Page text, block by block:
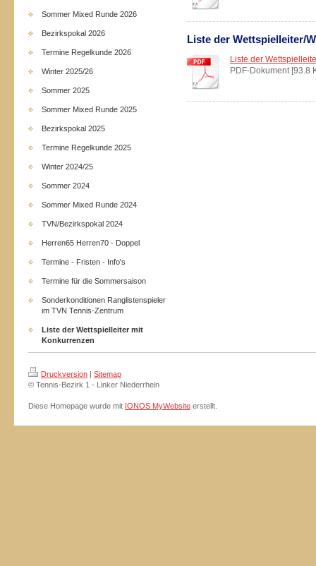
Sommer Mixed Runde 2026
Bezirkspokal 2026
Termine Regelkunde 2026
Winter 2025/26
Sommer 2025
Sommer Mixed Runde 2025
Bezirkspokal 2025
Termine Regelkunde 2025
Winter 2024/25
Sommer 2024
Sommer Mixed Runde 2024
TVN/Bezirkspokal 2024
Herren65 Herren70 - Doppel
Termine - Fristen - Info's
Termine für die Sommersaison
Sonderkonditionen Ranglistenspieler
im TVN Tennis-Zentrum
Liste der Wettspielleiter mit
Konkurrenzen
Liste der Wettspielleiter/
Liste der
PDF-Dokument [93.8
Druckversion | Sitemap
© Tennis-Bezirk 1 - Linker Niederrhein
Diese Homepage wurde mit IONOS MyWebsite erstellt.